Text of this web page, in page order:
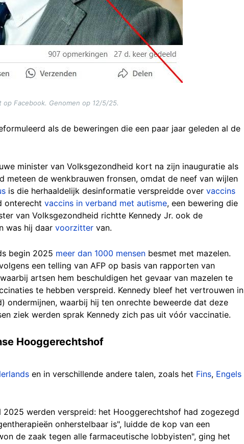
Facebook. Genomen op 12/5/25.
als de beweringen die een paar jaar geleden al de
minister van Volksgezondheid kort na zijn inauguratie als
meteen de wenkbrauwen fronsen, omdat de neef van wijlen
is die herhaaldelijk desinformatie verspreidde over vaccins
onterecht vaccins in verband met autisme, een bewering die
van Volksgezondheid richtte Kennedy Jr. ook de
was hij daar voorzitter van.
begin 2025 meer dan 1000 mensen besmet met mazelen.
een telling van AFP op basis van rapporten van
artsen hem beschuldigen het gevaar van mazelen te
te hebben verspreid. Kennedy bleef het vertrouwen in
ondermijnen, waarbij hij ten onrechte beweerde dat deze
ziek werden sprak Kennedy zich pas uit vóór vaccinatie.
Hooggerechtshof
en in verschillende andere talen, zoals het Fins, Engels
werden verspreid: het Hooggerechtshof had zogezegd
onherstelbaar is", luidde de kop van een
de zaak tegen alle farmaceutische lobbyisten", ging het